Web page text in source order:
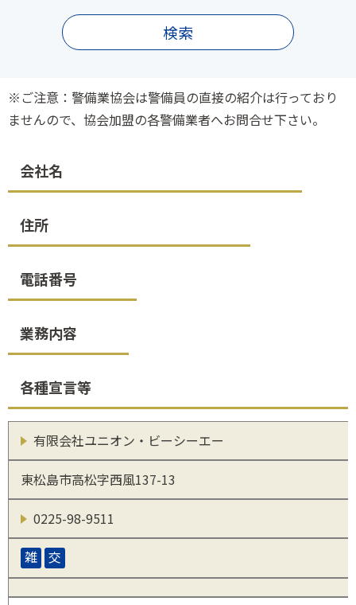
検索
※ご注意：警備業協会は警備員の直接の紹介は行っており
ませんので、協会加盟の各警備業者へお問合せ下さい。
会社名
住所
電話番号
業務内容
各種宣言等
有限会社ユニオン・ビーシーエー
東松島市高松字西風137-13
0225-98-9511
雑 交